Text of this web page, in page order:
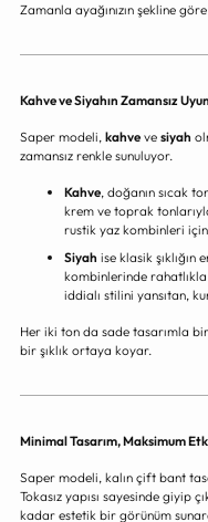
Zamanla ayağınızın şekline
Kahve ve Siyahın Zamansız
Saper modeli, kahve ve siyah
zamansız renkle sunuluyor.
Kahve, doğanın sıcak
krem ve toprak
rustik yaz kombinleri
Siyah ise klasik
kombinlerinde
iddialı stilini yansıtan,
Her iki ton da sade tasarımla
bir şıklık ortaya koyar.
Minimal Tasarım, Maksimum
Saper modeli, kalın çift bant
Tokasız yapısı sayesinde giyip
kadar estetik bir görünüm